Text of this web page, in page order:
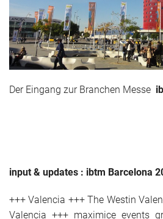
Der Eingang zur Branchen Messe
input & updates : ibtm Barcelona
+++ Valencia +++ The Westin
Valencia +++ maximice events